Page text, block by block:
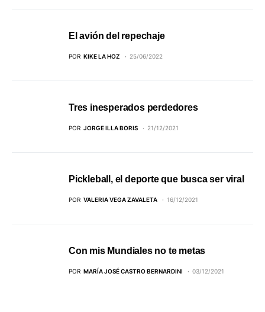
El avión del repechaje
POR KIKE LA HOZ 25/06/2022
Tres inesperados perdedores
POR JORGE ILLA BORIS 21/12/2021
Pickleball, el deporte que busca ser viral
POR VALERIA VEGA ZAVALETA 16/12/2021
Con mis Mundiales no te metas
POR MARÍA JOSÉ CASTRO BERNARDINI 03/12/2021